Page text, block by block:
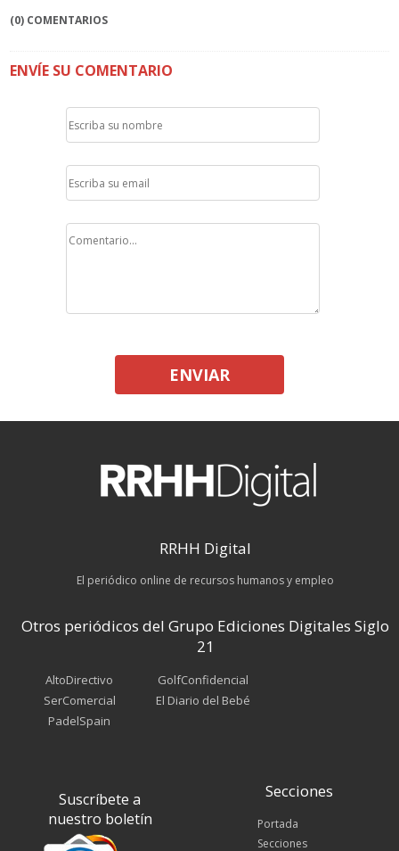
(0) COMENTARIOS
ENVÍE SU COMENTARIO
ENVIAR
RRHH Digital
El periódico online de recursos humanos y empleo
Otros periódicos del Grupo Ediciones Digitales Siglo
21
AltoDirectivo
SerComercial
PadelSpain
GolfConfidencial
El Diario del Bebé
Suscríbete a
nuestro boletín
Secciones
Portada
Secciones